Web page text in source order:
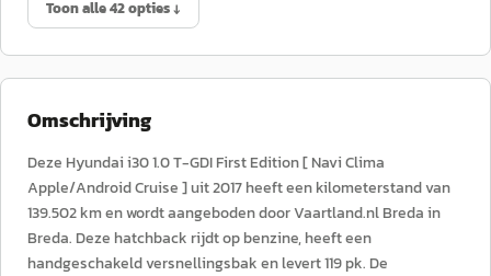
Toon alle 42 opties ↓
Omschrijving
Deze Hyundai i30 1.0 T-GDI First Edition [ Navi Clima
Apple/Android Cruise ] uit 2017 heeft een kilometerstand van
139.502 km en wordt aangeboden door Vaartland.nl Breda in
Breda. Deze hatchback rijdt op benzine, heeft een
handgeschakeld versnellingsbak en levert 119 pk. De